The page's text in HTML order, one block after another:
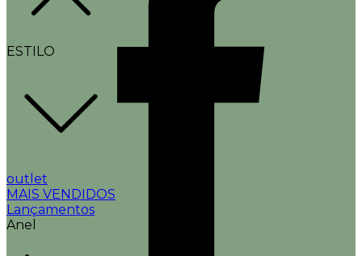
ESTILO
outlet
MAIS VENDIDOS
Lançamentos
Anel